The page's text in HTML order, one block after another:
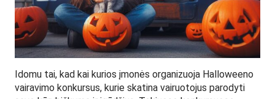
Idomu tai, kad kai kurios įmonės organizuoja Halloweeno
vairavimo konkursus, kurie skatina vairuotojus parodyti